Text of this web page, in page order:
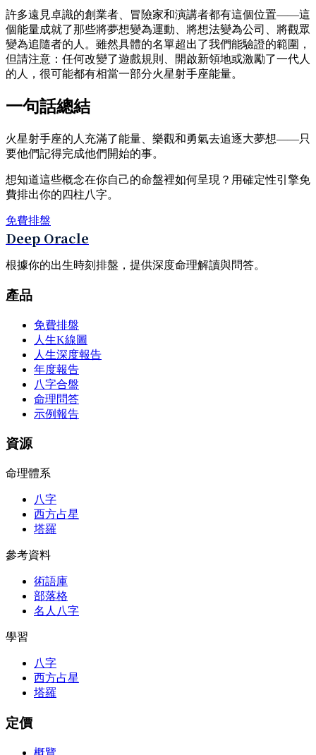
許多遠見卓識的創業者、冒險家和演講者都有這個位置——這
個能量成就了那些將夢想變為運動、將想法變為公司、將觀眾
變為追隨者的人。雖然具體的名單超出了我們能驗證的範圍，
但請注意：任何改變了遊戲規則、開啟新領地或激勵了一代人
的人，很可能都有相當一部分火星射手座能量。
一句話總結
火星射手座的人充滿了能量、樂觀和勇氣去追逐大夢想——只
要他們記得完成他們開始的事。
想知道這些概念在你自己的命盤裡如何呈現？用確定性引擎免
費排出你的四柱八字。
免費排盤
Deep Oracle
根據你的出生時刻排盤，提供深度命理解讀與問答。
產品
免費排盤
人生K線圖
人生深度報告
年度報告
八字合盤
命理問答
示例報告
資源
命理體系
八字
西方占星
塔羅
參考資料
術語庫
部落格
名人八字
學習
八字
西方占星
塔羅
定價
概覽